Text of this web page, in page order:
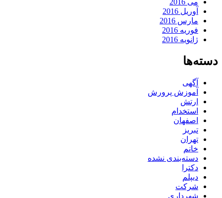
می 2016
آوریل 2016
مارس 2016
فوریه 2016
ژانویه 2016
دسته‌ها
آگهی
آموزش پرورش
ارتش
استخدام
اصفهان
تبریز
تهران
خانم
دسته‌بندی نشده
دکترا
دیپلم
شرکت
شهرداری